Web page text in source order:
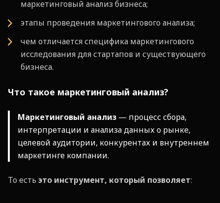
маркетинговый анализ бизнеса;
этапы проведения маркетингового анализа;
чем отличается специфика маркетингового
исследования для стартапов и существующего
бизнеса.
Что такое маркетинговый анализ?
Маркетинговый анализ — процесс сбора,
интерпретации и анализа данных о рынке,
целевой аудитории, конкурентах и внутреннем
маркетинге компании.
То есть это инструмент, который позволяет: